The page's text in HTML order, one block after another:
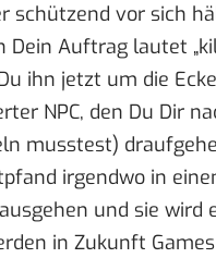
schützend vor sich
Dein Auftrag lautet
ihn jetzt um die
NPC, den Du Dir
musstest)
irgendwo in
und sie wird
in Zukunft